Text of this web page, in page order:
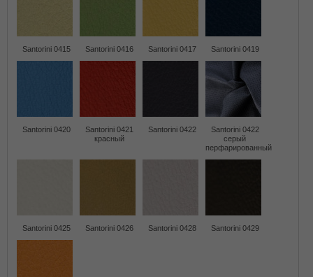
Santorini 0415 Santorini 0416 Santorini 0417 Santorini 0419
Santorini 0420
Santorini 0421
красный
Santorini 0422
Santorini 0422
серый
перфарированный
Santorini 0425 Santorini 0426 Santorini 0428 Santorini 0429